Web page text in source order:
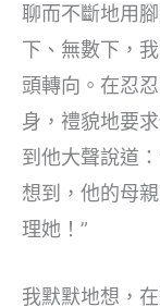
聊而不斷地用
下、無數下，
頭轉向。在忍
身，禮貌地要
到他大聲說道
想到，他的母
理她！”
我默默地想，